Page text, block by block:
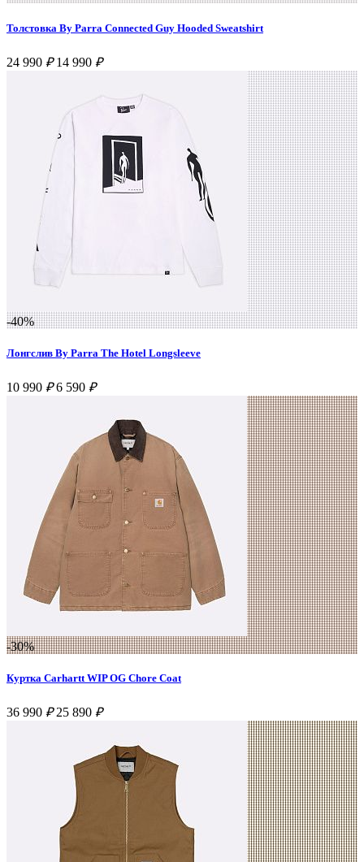
Толстовка By Parra Connected Guy Hooded Sweatshirt
24 990 ₽ 14 990 ₽
-40%
Лонгслив By Parra The Hotel Longsleeve
10 990 ₽ 6 590 ₽
-30%
Куртка Carhartt WIP OG Chore Coat
36 990 ₽ 25 890 ₽